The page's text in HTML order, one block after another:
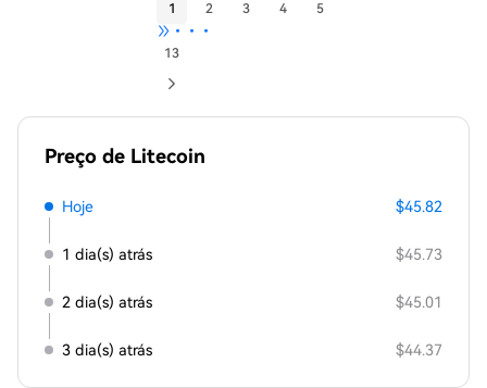
1 2 3 4 5
•••
13
Preço de Litecoin
Hoje $45.82
1 dia(s) atrás $45.73
2 dia(s) atrás $45.01
3 dia(s) atrás $44.37